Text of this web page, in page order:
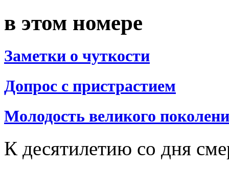
в этом номере
Заметки о чуткости
Допрос с пристрастием
Молодость великого
К десятилетию со дня